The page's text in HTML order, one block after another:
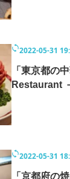
2022-05-31
「東京都の
Restaurant
2022-05-31
「京都府の